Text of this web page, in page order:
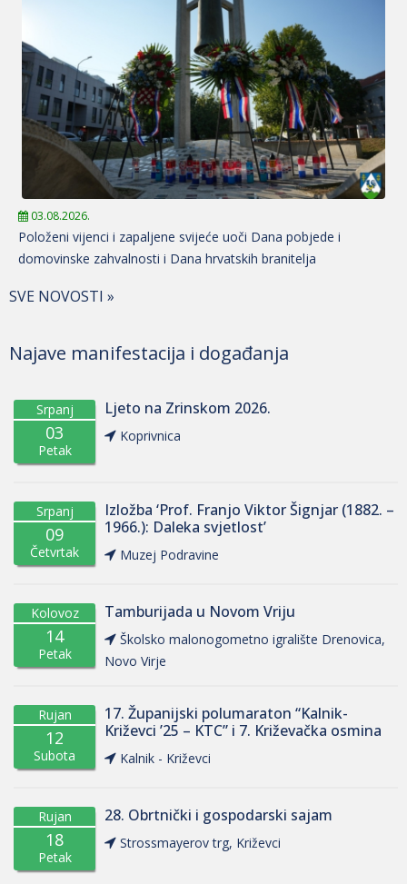
03.08.2026.
Položeni vijenci i zapaljene svijeće uoči Dana pobjede i
domovinske zahvalnosti i Dana hrvatskih branitelja
SVE NOVOSTI »
Najave manifestacija i događanja
Srpanj
03
Petak
Ljeto na Zrinskom 2026.
Koprivnica
Srpanj
09
Četvrtak
Izložba ‘Prof. Franjo Viktor Šignjar (1882. –
1966.): Daleka svjetlost’
Muzej Podravine
Kolovoz
14
Petak
Tamburijada u Novom Vriju
Školsko malonogometno igralište Drenovica,
Novo Virje
Rujan
12
Subota
17. Županijski polumaraton “Kalnik-
Križevci ’25 – KTC” i 7. Križevačka osmina
Kalnik - Križevci
Rujan
18
Petak
28. Obrtnički i gospodarski sajam
Strossmayerov trg, Križevci